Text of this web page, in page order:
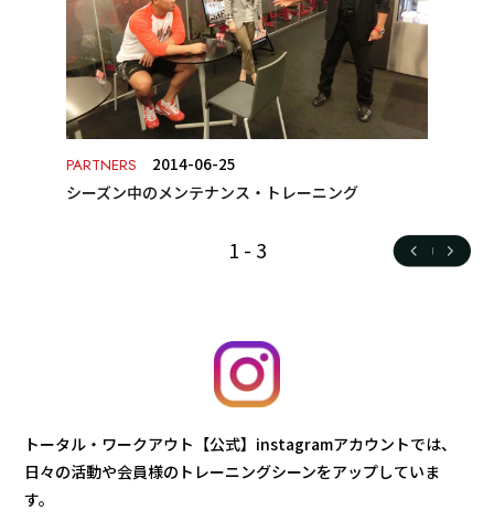
PARTNERS
2014-06-25
シーズン中のメンテナンス・トレーニング
1 - 3
トータル・ワークアウト【公式】instagramアカウントでは、
日々の活動や会員様のトレーニングシーンをアップしていま
す。